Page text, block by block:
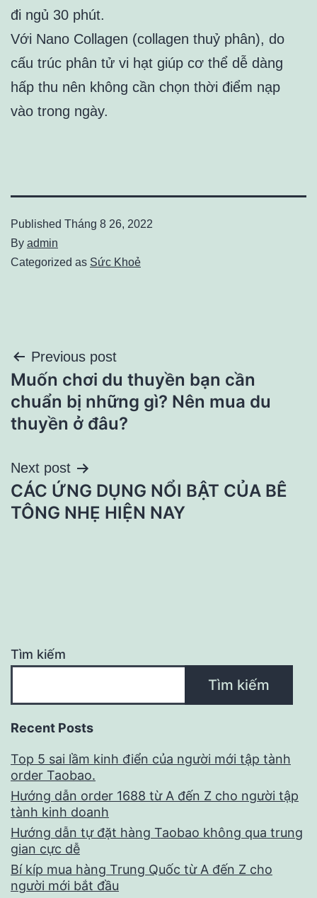
đi ngủ 30 phút.
Với Nano Collagen (collagen thuỷ phân), do
cấu trúc phân tử vi hạt giúp cơ thể dễ dàng
hấp thu nên không cần chọn thời điểm nạp
vào trong ngày.
Published Tháng 8 26, 2022
By admin
Categorized as Sức Khoẻ
Điều
hướng
bài
viết
Previous post
Muốn chơi du thuyền bạn cần
chuẩn bị những gì? Nên mua du
thuyền ở đâu?
Next post
CÁC ỨNG DỤNG NỔI BẬT CỦA BÊ
TÔNG NHẸ HIỆN NAY
Tìm kiếm
Tìm kiếm
Recent Posts
Top 5 sai lầm kinh điển của người mới tập tành
order Taobao.
Hướng dẫn order 1688 từ A đến Z cho người tập
tành kinh doanh
Hướng dẫn tự đặt hàng Taobao không qua trung
gian cực dễ
Bí kíp mua hàng Trung Quốc từ A đến Z cho
người mới bắt đầu